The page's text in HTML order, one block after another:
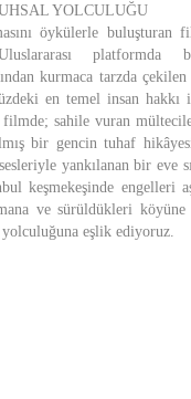
YOLCULUĞU
öykülerle buluşturan
platformda
kurmaca tarzda
en temel insan hakkı
filmde; sahile vuran
bir gencin tuhaf
yankılanan bir eve
keşmekeşinde engelleri
ve sürüldükleri köyüne
yolculuğuna eşlik ediyoruz.